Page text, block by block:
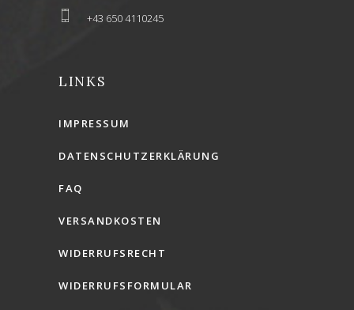
+43 650 4110245
LINKS
IMPRESSUM
DATENSCHUTZERKLÄRUNG
FAQ
VERSANDKOSTEN
WIDERRUFSRECHT
WIDERRUFSFORMULAR